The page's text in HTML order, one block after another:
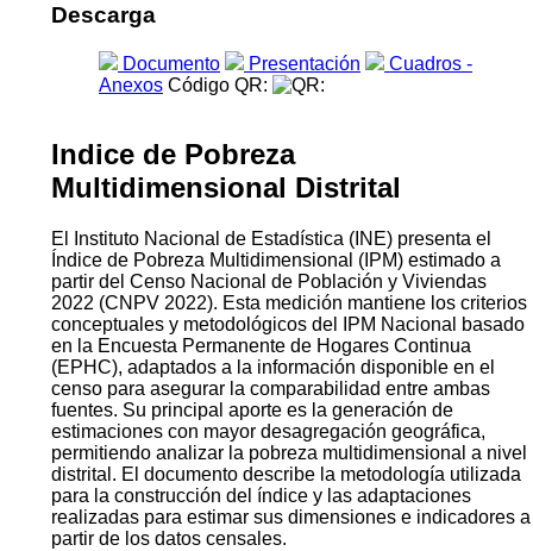
Descarga
Documento Presentación
Cuadros -
Anexos Código QR:
Indice de Pobreza
Multidimensional Distrital
El Instituto Nacional de Estadística (INE) presenta el
Índice de Pobreza Multidimensional (IPM) estimado a
partir del Censo Nacional de Población y Viviendas
2022 (CNPV 2022). Esta medición mantiene los criterios
conceptuales y metodológicos del IPM Nacional basado
en la Encuesta Permanente de Hogares Continua
(EPHC), adaptados a la información disponible en el
censo para asegurar la comparabilidad entre ambas
fuentes. Su principal aporte es la generación de
estimaciones con mayor desagregación geográfica,
permitiendo analizar la pobreza multidimensional a nivel
distrital. El documento describe la metodología utilizada
para la construcción del índice y las adaptaciones
realizadas para estimar sus dimensiones e indicadores a
partir de los datos censales.